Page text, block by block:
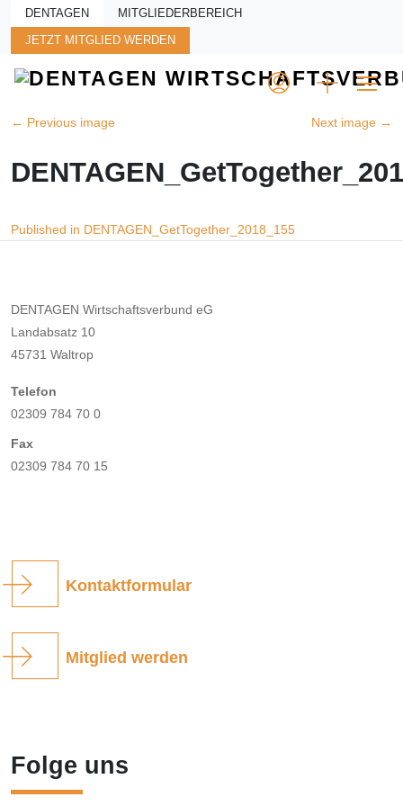
Skip to main content
DENTAGEN MITGLIEDERBEREICH
JETZT MITGLIED WERDEN
← Previous image Next image →
Beitragsnavigation
Published in DENTAGEN_GetTogether_2018_155
DENTAGEN Wirtschaftsverbund eG
Landabsatz 10
45731 Waltrop
Telefon
02309 784 70 0
Fax
02309 784 70 15
Kontaktformular
Mitglied werden
Folge uns